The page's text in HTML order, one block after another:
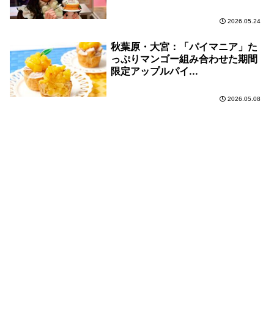
2026.05.24
秋葉原・大宮：「パイマニア」た
っぷりマンゴー組み合わせた期間
限定アップルパイ...
2026.05.08